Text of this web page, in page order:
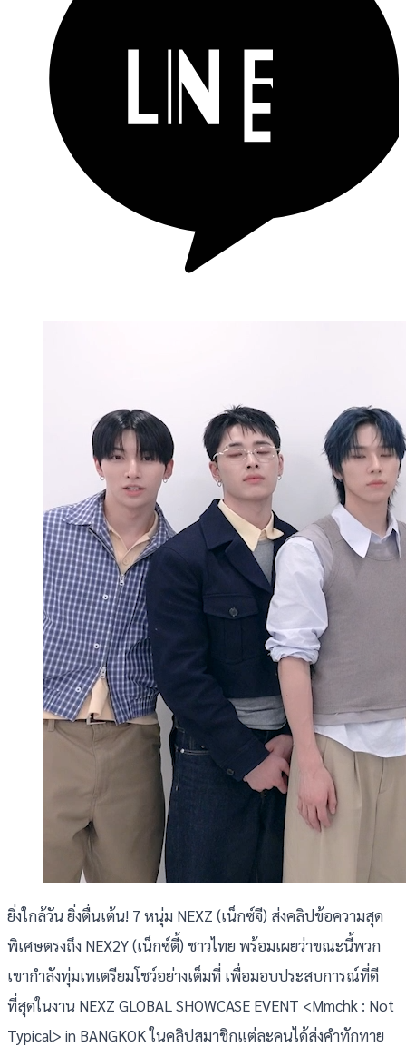
ยิ่งใกล้วัน ยิ่งตื่นเต้น! 7 หนุ่ม NEXZ (เน็กซ์จี) ส่งคลิปข้อความสุด
พิเศษตรงถึง NEX2Y (เน็กซ์ตี้) ชาวไทย พร้อมเผยว่าขณะนี้พวก
เขากำลังทุ่มเทเตรียมโชว์อย่างเต็มที่ เพื่อมอบประสบการณ์ที่ดี
ที่สุดในงาน NEXZ GLOBAL SHOWCASE EVENT <Mmchk : Not
Typical> in BANGKOK ในคลิปสมาชิกแต่ละคนได้ส่งคำทักทาย